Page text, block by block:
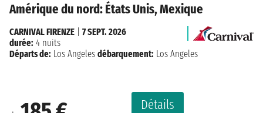
Amérique du nord: États Unis, Mexique
Détails
CARNIVAL FIRENZE
7 SEPT. 2026
durée: 4 nuits
Départs de: Los Angeles débarquement: Los Angeles